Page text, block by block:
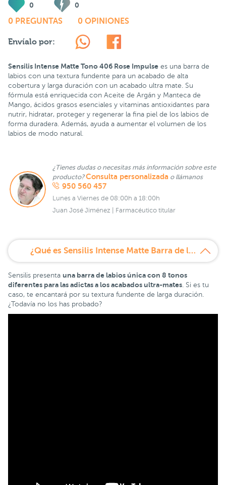
0 0
0 PREGUNTAS 0 OPINIONES
Envíalo por:
Sensilis Intense Matte Tono 406 Rose Impulse es una barra de
labios con una textura fundente para un acabado de alta
cobertura y larga duración con un acabado ultra mate. Su
fórmula está enriquecida con Aceite de Argán y Manteca de
Mango, ácidos grasos esenciales y vitaminas antioxidantes para
nutrir, hidratar, proteger y regenerar la fina piel de los labios de
forma duradera. Además, ayuda a aumentar el volumen de los
labios de modo natural.
¿Tienes dudas o necesitas más información sobre este
producto?Consulta personalizada o llámanos
950 560 457
Lunes a Viernes de 08:00h a 18:00h
Juan José Jiménez | Farmacéutico titular
¿Qué es Sensilis Intense Matte Barra de labios larga duración Ultra Mate 406 Rose Impulse?
Sensilis presenta una barra de labios única con 8 tonos
diferentes para las adictas a los acabados ultra-mates. Si es tu
caso, te encantará por su textura fundente de larga duración.
¿Todavía no los has probado?